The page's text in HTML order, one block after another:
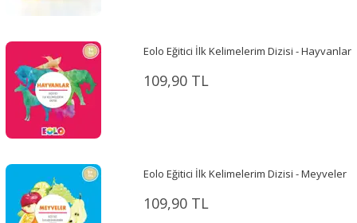
Eolo Eğitici İlk Kelimelerim Dizisi - Hayvanlar
109,90 TL
Eolo Eğitici İlk Kelimelerim Dizisi - Meyveler
109,90 TL